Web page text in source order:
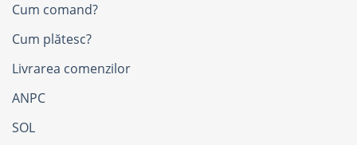
Cum comand?
Cum plătesc?
Livrarea comenzilor
ANPC
SOL